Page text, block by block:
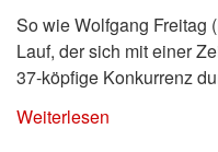
So wie Wolfgang Freitag
Lauf, der sich mit einer
37-köpfige Konkurrenz
Weiterlesen